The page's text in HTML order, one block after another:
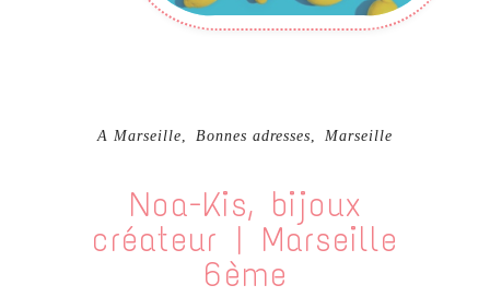
A Marseille, Bonnes adresses, Marseille
Noa-Kis, bijoux
créateur | Marseille
6ème